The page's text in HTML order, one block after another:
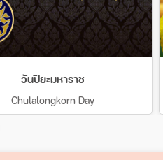
วันปิยะมหาราช
Chulalongkorn Day